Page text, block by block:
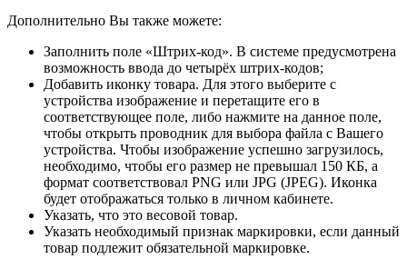
Дополнительно Вы также можете:
Заполнить поле «Штрих-код». В системе предусмотрена
возможность ввода до четырёх штрих-кодов;
Добавить иконку товара. Для этого выберите с
устройства изображение и перетащите его в
соответствующее поле, либо нажмите на данное поле,
чтобы открыть проводник для выбора файла с Вашего
устройства. Чтобы изображение успешно загрузилось,
необходимо, чтобы его размер не превышал 150 КБ, а
формат соответствовал PNG или JPG (JPEG). Иконка
будет отображаться только в личном кабинете.
Указать, что это весовой товар.
Указать необходимый признак маркировки, если данный
товар подлежит обязательной маркировке.